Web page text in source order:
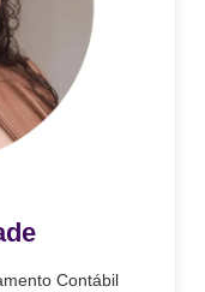
Contábil